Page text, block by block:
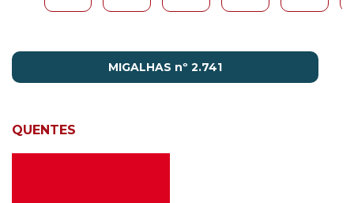
MIGALHAS nº 2.741
QUENTES